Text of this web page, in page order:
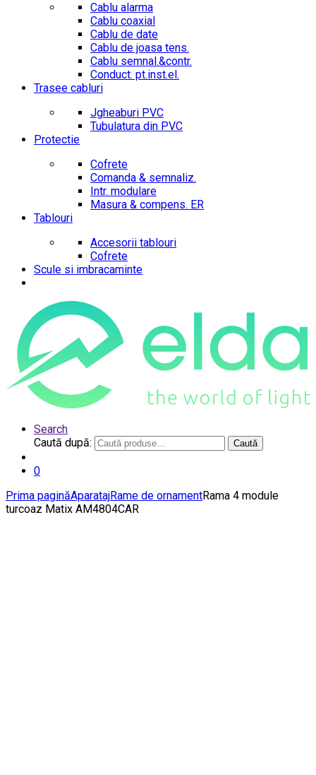
Cablu alarma
Cablu coaxial
Cablu de date
Cablu de joasa tens.
Cablu semnal.&contr.
Conduct. pt.inst.el.
Trasee cabluri
Jgheaburi PVC
Tubulatura din PVC
Protectie
Cofrete
Comanda & semnaliz.
Intr. modulare
Masura & compens. ER
Tablouri
Accesorii tablouri
Cofrete
Scule si imbracaminte
Search
Caută după:
Caută
0
Prima paginăAparatajRame de ornamentRama 4 module
turcoaz Matix AM4804CAR